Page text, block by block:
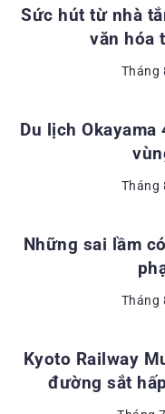
Sức hút từ nhà
văn hóa
Tháng
ĐỊA
Du lịch
Tháng
KINH
Những sai lầm
Tháng
ĐỊA
Kyoto Railway
đường sắt